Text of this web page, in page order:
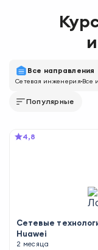
Все направления
Сетевая инженерия Все
Популярные
4,8
Сетевые
Huawei
2 месяца